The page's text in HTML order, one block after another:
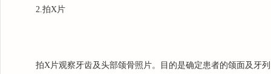
2.拍X片
拍X片观察牙齿及头部颌骨照片。目的是确定患者的颌面及牙